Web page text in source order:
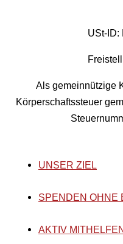
USt-ID:
Als gemeinnützige
Körperschaftssteuer
UNSER ZIEL
SPENDEN OHNE
AKTIV MITHELFEN